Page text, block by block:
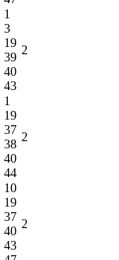
1
3
19
39
40
43
2
1
19
37
38
40
44
2
10
19
37
40
43
2